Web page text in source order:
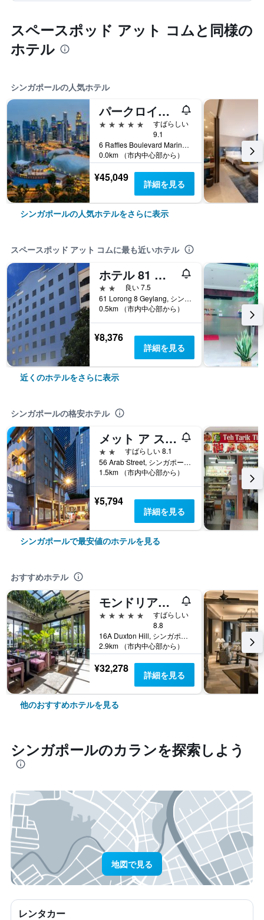
スペースポッド アット コムと同様の
ホテル
シンガポールの人気ホテル
パークロイヤル コレクション マリーナ ベイ シンガポール
5つ星
すばらしい
9.1
6 Raffles Boulevard Marina Square, シンガポール, シンガポール
0.0km （市内中心部から）
¥45,049 詳細を見る
シンガポールの人気ホテルをさらに表示
スペースポッド アット コムに最も近いホテル
ホテル 81 プレミア ハリウッド
2つ星
良い 7.5
61 Lorong 8 Geylang, シンガポール, シンガポール
0.5km （市内中心部から）
¥8,376
詳細を見る
近くのホテルをさらに表示
シンガポールの格安ホテル
メット ア スペース ポッド アット アラブ ストリート
2つ星
すばらしい 8.1
56 Arab Street, シンガポール, シンガポール
1.5km （市内中心部から）
¥5,794
詳細を見る
シンガポールで最安値のホテルを見る
おすすめホテル
モンドリアン シンガポール ダクストン
5つ星
すばらしい
8.8
16A Duxton Hill, シンガポール, シンガポール
2.9km （市内中心部から）
¥32,278 詳細を見る
他のおすすめホテルを見る
シンガポール​のカラン​を探索しよう
地図で見る
レンタカー